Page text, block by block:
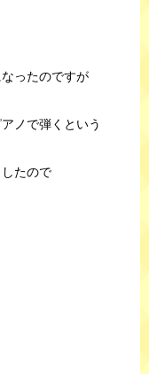
ったのですが
ノで弾くという
たので